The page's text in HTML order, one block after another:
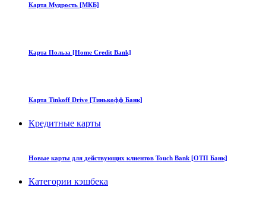
Карта Мудрость [МКБ]
Карта Польза [Home Credit Bank]
Карта Tinkoff Drive [Тинькофф Банк]
Кредитные карты
Новые карты для действующих клиентов Touch Bank [ОТП Банк]
Категории кэшбека